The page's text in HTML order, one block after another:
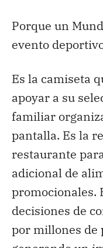
Porque un
evento
Es la camiseta
apoyar a su
familiar
pantalla. Es la
restaurante
adicional de
promocionales.
decisiones de
por millones de